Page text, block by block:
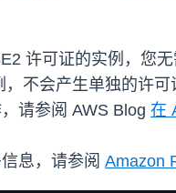
许可证的实例，您
不会产生单独的许
请参阅 AWS Blog 在
息，请参阅 Amazon